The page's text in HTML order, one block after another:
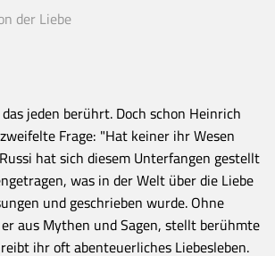
der Liebe
jeden berührt. Doch schon Heinrich
Frage: "Hat keiner ihr Wesen
hat sich diesem Unterfangen gestellt
was in der Welt über die Liebe
und geschrieben wurde. Ohne
aus Mythen und Sagen, stellt berühmte
ihr oft abenteuerliches Liebesleben.